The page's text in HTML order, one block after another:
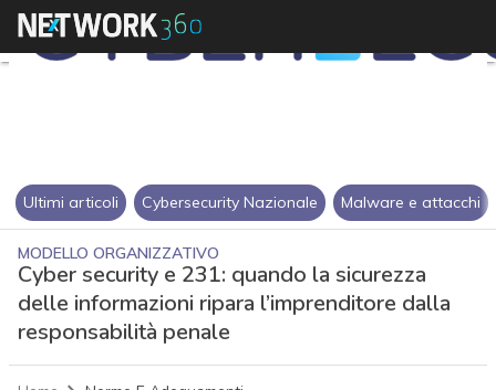
Ultimi articoli Cybersecurity Nazionale Malware e attacchi
MODELLO ORGANIZZATIVO
Cyber security e 231: quando la sicurezza
delle informazioni ripara l’imprenditore dalla
responsabilità penale